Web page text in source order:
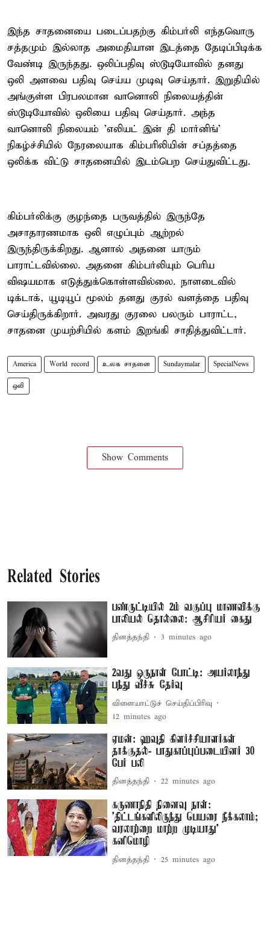
இந்த சாதனையை படைப்பதற்கு கிம்பர்லி எந்தவொரு
சத்தமும் இல்லாத அமைதியான இடத்தை தேடிப்பிடிக்க
வேண்டி இருந்தது. ஒலிப்பதிவு ஸ்டூடியோவில் தனது
ஒலி அளவை பதிவு செய்ய முடிவு செய்தார். இறுதியில்
அங்குள்ள பிரபலமான வானொலி நிலையத்தின்
ஸ்டூடியோவில் ஒலியை பதிவு செய்தார். அந்த
வானொலி நிலையம் 'எலியட் இன் தி மார்னிங்'
நிகழ்ச்சியில் நேரலையாக கிம்பரிலியின் சப்தத்தை
ஒலிக்க விட்டு சாதனையில் இடம்பெற செய்துவிட்டது.
கிம்பர்லிக்கு குழந்தை பருவத்தில் இருந்தே
அசாதாரணமாக ஒலி எழுப்பும் ஆற்றல்
இருந்திருக்கிறது. ஆனால் அதனை யாரும்
பாராட்டவில்லை. அதனை கிம்பர்லியும் பெரிய
விஷயமாக எடுத்துக்கொள்ளவில்லை. நாளடைவில்
டிக்டாக், யூடியூப் மூலம் தனது குரல் வளத்தை பதிவு
செய்திருக்கிறார். அவரது குரலை பலரும் பாராட்ட,
சாதனை முயற்சியில் களம் இறங்கி சாதித்துவிட்டார்.
America World record உலக சாதனை Sundaymalar SpecialNews
ஒலி
Show Comments
Related Stories
பண்ருட்டியில் 2ம் வகுப்பு மாணவிக்கு
பாலியல் தொல்லை: ஆசிரியர் கைது
தினத்தந்தி 3 minutes ago
2வது ஒருநாள் போட்டி: அயர்லாந்து
பந்து வீச்சு தேர்வு
விளையாட்டுச் செய்திப்பிரிவு
12 minutes ago
ஏமன்: ஹவுதி கிளர்ச்சியாளர்கள்
தாக்குதல்- பாதுகாப்புப்படையினர் 30
பேர் பலி
தினத்தந்தி 22 minutes ago
கருணாநிதி நினைவு நாள்:
'திட்டங்களிலிருந்து பெயரை நீக்கலாம்;
வரலாற்றை மாற்ற முடியாது' –
கனிமொழி
தினத்தந்தி 25 minutes ago